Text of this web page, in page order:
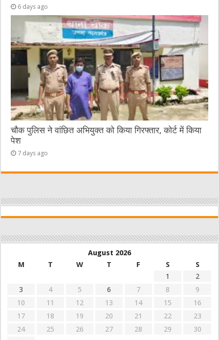
6 days ago
चौक पुलिस ने वांछित अभियुक्त को किया गिरफ्तार, कोर्ट में किया
पेश
7 days ago
August 2026
M
T W T F S
S
1
2
3
4 5 6 7 8
9
10
11 12 13 14 15
16
17
18 19 20 21 22
23
24
25 26 27 28 29
30